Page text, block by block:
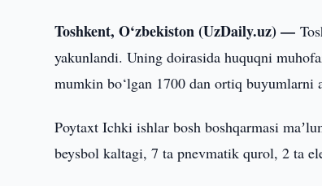
Toshkent, O‘zbekiston (UzDaily.uz) —
yakunlandi. Uning doirasida huquqni
mumkin bo‘lgan 1700 dan ortiq buyumlarni
Poytaxt Ichki ishlar bosh boshqarmasi
beysbol kaltagi, 7 ta pnevmatik qurol, 2 ta